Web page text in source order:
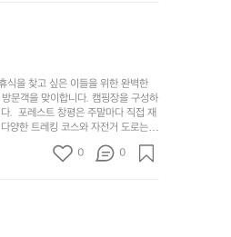
다.
그
럴
때
는
차
고
다
니
고
싶
어
하
지
않
은
디
자
무
좋
네
요
이
식을 찾고 싶은 이들을 위한 완벽한
문객을 맞이합니다. 캠핑장을 구성하
.  포레스트 창평은 주말마다 직접 재
양한 트레킹 코스와 자전거 도로는
거나, 잔잔한 계곡 소리를 들으며 깊
합니다. 특히 어린이들은 안전하게
다.  인기 정도: ★★★★★
0 0